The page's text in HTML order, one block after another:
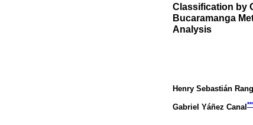
Classification by
Bucaramanga
Analysis
Henry Sebastián
Gabriel Yáñez Canal